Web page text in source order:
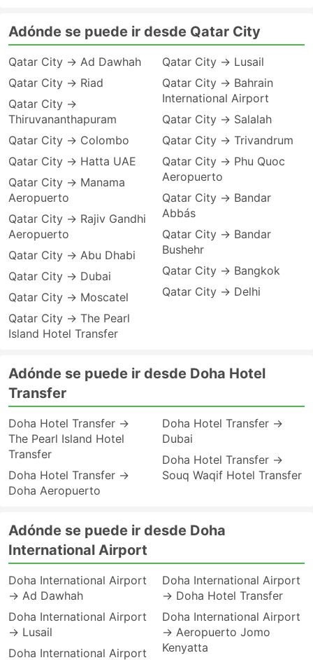
Adónde se puede ir desde Qatar City
Qatar City → Ad Dawhah
Qatar City → Riad
Qatar City →
Thiruvananthapuram
Qatar City → Colombo
Qatar City → Hatta UAE
Qatar City → Manama
Aeropuerto
Qatar City → Rajiv Gandhi
Aeropuerto
Qatar City → Abu Dhabi
Qatar City → Dubai
Qatar City → Moscatel
Qatar City → The Pearl
Island Hotel Transfer
Qatar City → Lusail
Qatar City → Bahrain
International Airport
Qatar City → Salalah
Qatar City → Trivandrum
Qatar City → Phu Quoc
Aeropuerto
Qatar City → Bandar
Abbás
Qatar City → Bandar
Bushehr
Qatar City → Bangkok
Qatar City → Delhi
Adónde se puede ir desde Doha Hotel
Transfer
Doha Hotel Transfer →
The Pearl Island Hotel
Transfer
Doha Hotel Transfer →
Doha Aeropuerto
Doha Hotel Transfer →
Dubai
Doha Hotel Transfer →
Souq Waqif Hotel Transfer
Adónde se puede ir desde Doha
International Airport
Doha International Airport
→ Ad Dawhah
Doha International Airport
→ Lusail
Doha International Airport
Doha International Airport
→ Doha Hotel Transfer
Doha International Airport
→ Aeropuerto Jomo
Kenyatta